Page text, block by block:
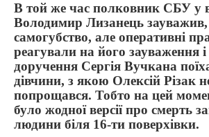
В той же час полковник СБУ у
Володимир Лизанець
самогубство, але оперативні
реагували на його зауваження
доручення Сергія Вучкана
дівчини, з якою Олексій Різак
попрощався. Тобто на цей
було жодної версії про смерть
людини біля 16-ти поверхівки.